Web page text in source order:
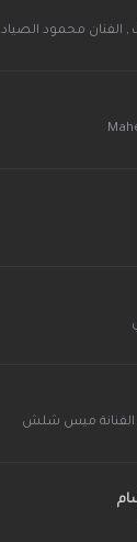
, الفنان محمود الصياد
الفنانة ميس شلش